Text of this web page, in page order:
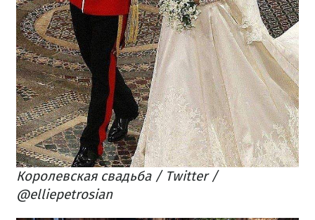
Королевская свадьба / Twitter /
@elliepetrosian